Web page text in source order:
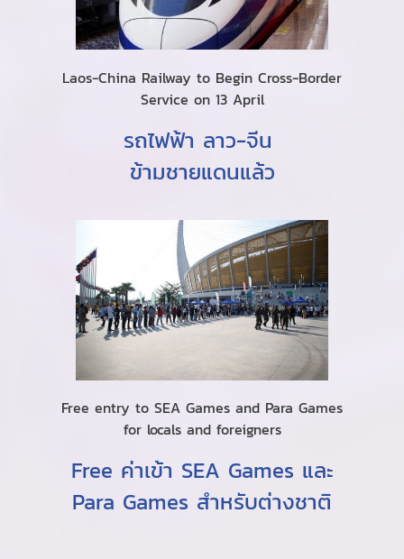
Laos-China Railway to Begin Cross-Border
Service on 13 April
รถไฟฟ้า ลาว-จีน
ข้ามชายแดนแล้ว
Free entry to SEA Games and Para Games
for locals and foreigners
Free ค่าเข้า SEA Games และ
Para Games สำหรับต่างชาติ